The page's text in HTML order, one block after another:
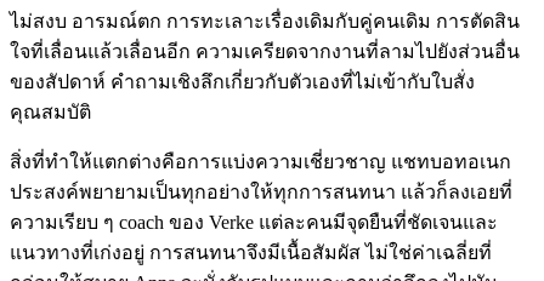
ไม่สงบ อารมณ์ตก การทะเลาะเรื่องเดิมกับคู่คนเดิม การตัดสิน
ใจที่เลื่อนแล้วเลื่อนอีก ความเครียดจากงานที่ลามไปยังส่วนอื่น
ของสัปดาห์ คำถามเชิงลึกเกี่ยวกับตัวเองที่ไม่เข้ากับใบสั่ง
คุณสมบัติ
สิ่งที่ทำให้แตกต่างคือการแบ่งความเชี่ยวชาญ แชทบอทอเนก
ประสงค์พยายามเป็นทุกอย่างให้ทุกการสนทนา แล้วก็ลงเอยที่
ความเรียบ ๆ coach ของ Verke แต่ละคนมีจุดยืนที่ชัดเจนและ
แนวทางที่เก่งอยู่ การสนทนาจึงมีเนื้อสัมผัส ไม่ใช่ค่าเฉลี่ยที่